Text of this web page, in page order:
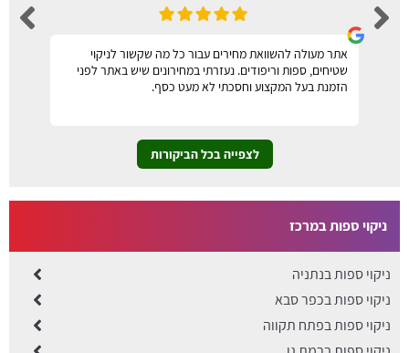
אתר מעולה להשוואת מחירים עבור כל מה שקשור לניקוי
שטיחים, ספות וריפודים. נעזרתי במחירונים שיש באתר לפני
הזמנת בעל המקצוע וחסכתי לא מעט כסף.
לצפייה בכל הביקורות
ניקוי ספות במרכז
​ניקוי ספות בנתניה
ניקוי ספות בכפר סבא
ניקוי ספות בפתח תקווה